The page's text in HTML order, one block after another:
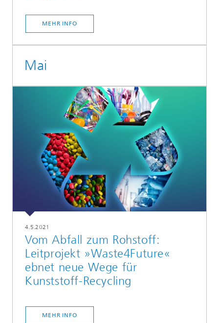
MEHR INFO
Mai
4.5.2021
Vom Abfall zum Rohstoff:
Leitprojekt »Waste4Future«
ebnet neue Wege für
Kunststoff-Recycling
MEHR INFO